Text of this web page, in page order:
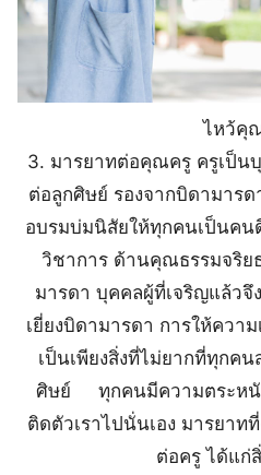
ไหว้คุ
3. มารยาทต่อคุณครู ครูเป็น
ต่อลูกศิษย์ รองจากบิดามารด
อบรมบ่มนิสัยให้ทุกคนเป็นค
วิชาการ ด้านคุณธรรมจริย
มารดา บุคคลผู้ที่เจริญแล้วจึ
เยี่ยงบิดามารดา การให้ควา
เป็นเพียงสิ่งที่ไม่ยากที่ทุกค
ศิษย์ ทุกคนมีความตระหนั
ติดตัวเราไปนั่นเอง มารยา
ต่อครู ได้แก่